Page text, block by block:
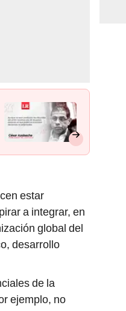
estar
a integrar, en
global del
desarrollo
de la
ejemplo, no